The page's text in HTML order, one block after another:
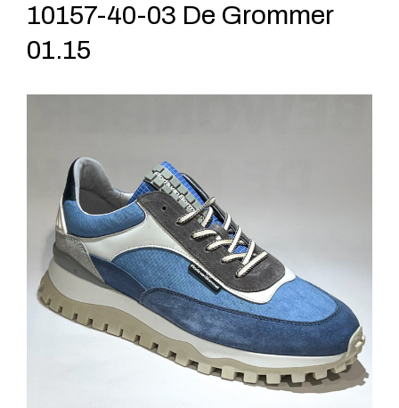
10157-40-03 De Grommer
01.15